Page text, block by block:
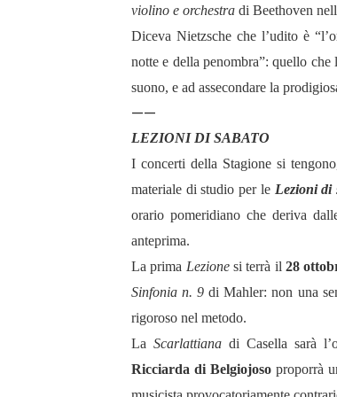
violino e orchestra di Beethoven
Diceva Nietzsche che l’udito è
notte e della penombra”: quello
suono, e ad assecondare la
——
LEZIONI DI SABATO
I concerti della Stagione si
materiale di studio per le Lezioni di
orario pomeridiano che deriva
anteprima.
La prima Lezionesi terrà il28
Sinfonia n. 9 di Mahler: non una
rigoroso nel metodo.
La Scarlattiana di Casella sarà
Ricciarda di Belgiojoso proporrà